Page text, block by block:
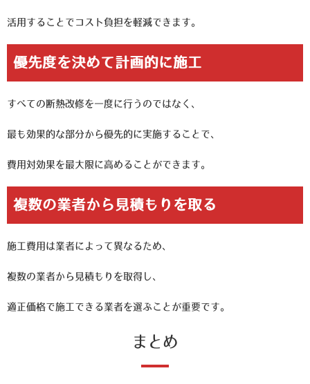
活用することでコスト負担を軽減できます。
優先度を決めて計画的に施工
すべての断熱改修を一度に行うのではなく、
最も効果的な部分から優先的に実施することで、
費用対効果を最大限に高めることができます。
複数の業者から見積もりを取る
施工費用は業者によって異なるため、
複数の業者から見積もりを取得し、
適正価格で施工できる業者を選ぶことが重要です。
まとめ